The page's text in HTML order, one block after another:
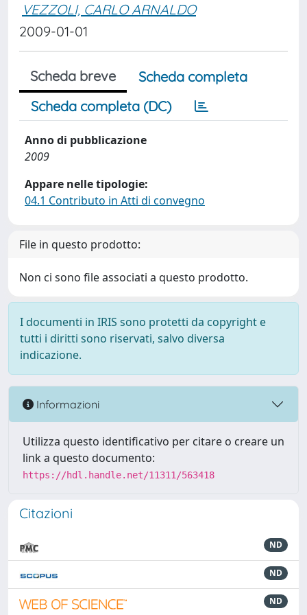
VEZZOLI, CARLO ARNALDO
2009-01-01
Scheda breve
Scheda completa
Scheda completa (DC)
Anno di pubblicazione
2009
Appare nelle tipologie:
04.1 Contributo in Atti di convegno
File in questo prodotto:
Non ci sono file associati a questo prodotto.
I documenti in IRIS sono protetti da copyright e
tutti i diritti sono riservati, salvo diversa
indicazione.
Informazioni
Utilizza questo identificativo per citare o creare un
link a questo documento:
https://hdl.handle.net/11311/563418
Citazioni
ND
ND
ND